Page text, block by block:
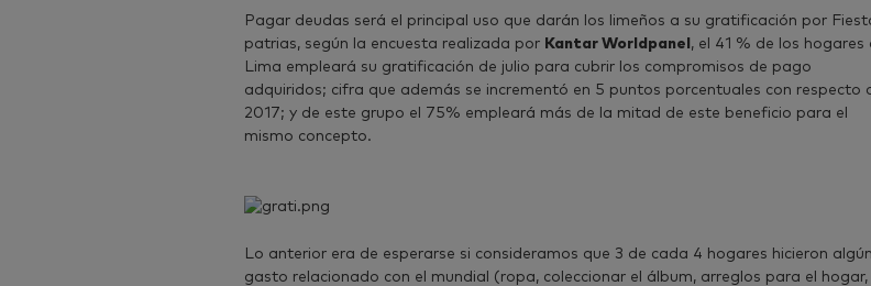
Pagar deudas será el principal uso que darán los limeños a su gratificación por
patrias, según la encuesta realizada por Kantar Worldpanel , el 41 % de los hogares
Lima empleará su gratificación de julio para cubrir los compromisos de pago
adquiridos; cifra que además se incrementó en 5 puntos porcentuales con respecto
2017; y de este grupo el 75% empleará más de la mitad de este beneficio para el
mismo concepto.
Lo anterior era de esperarse si consideramos que 3 de cada 4 hogares hicieron algún
gasto relacionado con el mundial (ropa, coleccionar el álbum, arreglos para el hogar,